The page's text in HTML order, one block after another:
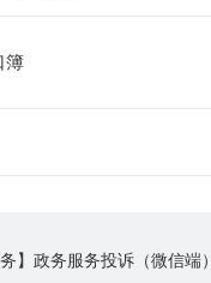
簿
】政务服务投诉（微信端）